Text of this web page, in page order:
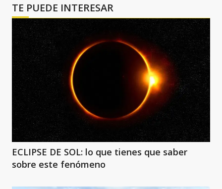
TE PUEDE INTERESAR
ECLIPSE DE SOL: lo que tienes que saber
sobre este fenómeno